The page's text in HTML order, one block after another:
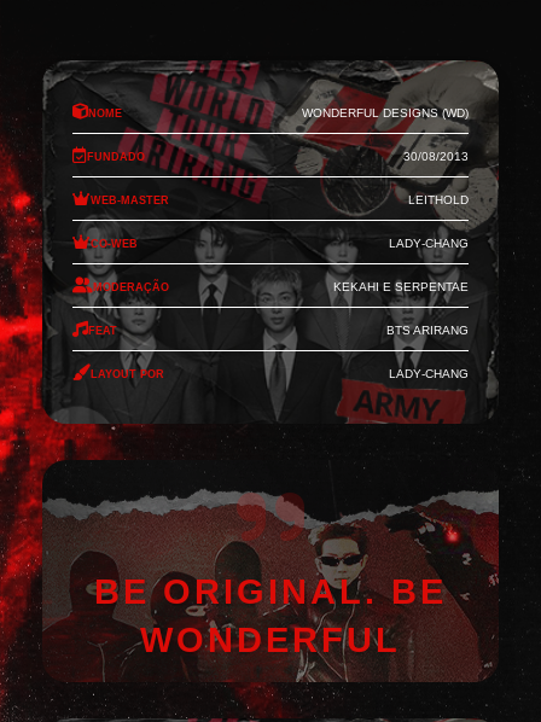
Nome Wonderful Designs (WD)
Fundado 30/08/2013
Web-Master Leithold
Co-Web Lady-Chang
Moderação Kekahi e Serpentae
Feat BTS Arirang
Layout por Lady-Chang
BE ORIGINAL. BE
WONDERFUL